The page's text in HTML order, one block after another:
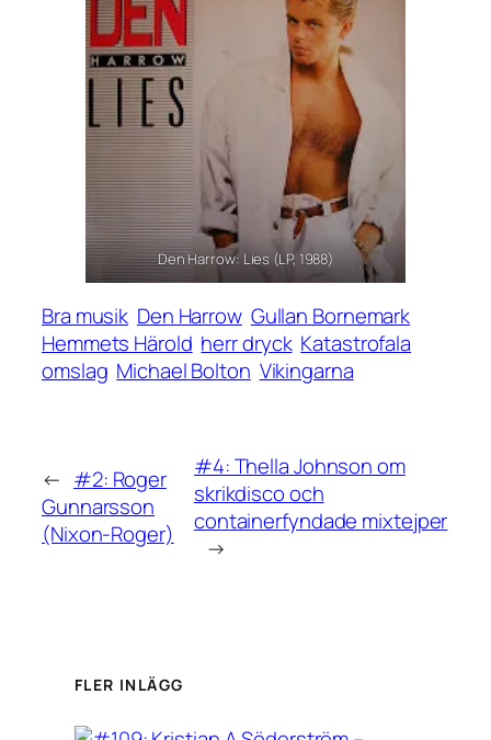
Den Harrow: Lies (LP, 1988)
Bra musik Den Harrow Gullan Bornemark
Hemmets Härold herr dryck Katastrofala
omslag Michael Bolton Vikingarna
← #2: Roger
Gunnarsson
(Nixon-Roger)
#4: Thella Johnson om
skrikdisco och
containerfyndade mixtejper
→
FLER INLÄGG